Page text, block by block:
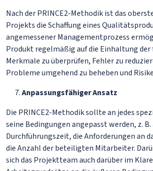
Nach der PRINCE2-Methodik ist das
Projekts die Schaffung eines
angemessener Managementprozess
Produkt regelmäßig auf die Einhaltung
Merkmale zu überprüfen, Fehler zu
Probleme umgehend zu beheben und
Anpassungsfähiger Ansatz
Die PRINCE2-Methodik sollte an jedes
seine Bedingungen angepasst werden, z. B.
Durchführungszeit, die Anforderungen an
die Anzahl der beteiligten Mitarbeiter.
sich das Projektteam auch darüber im